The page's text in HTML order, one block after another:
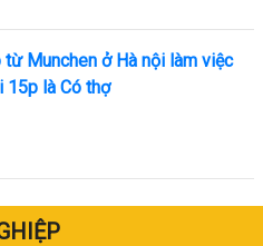
từ Munchen ở Hà nội làm việc
là Có thợ